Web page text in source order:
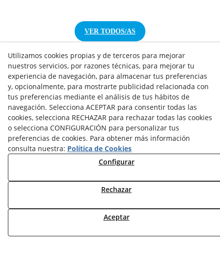
VER TODOS/AS
NOTICIAS AEROTERMIA
NOTICIAS FOTOVOLTAICA
NOTICIAS CLIMATIZACIÓN
NOTICIAS CALEFACCIÓN
NOTICIAS BIOMASA
NOTICIAS VENTILACIÓN
MI CUENTA
Utilizamos cookies propias y de terceros para mejorar
nuestros servicios, por razones técnicas, para mejorar tu
experiencia de navegación, para almacenar tus preferencias
y, opcionalmente, para mostrarte publicidad relacionada con
tus preferencias mediante el análisis de tus hábitos de
navegación. Selecciona ACEPTAR para consentir todas las
cookies, selecciona RECHAZAR para rechazar todas las cookies
o selecciona CONFIGURACIÓN para personalizar tus
preferencias de cookies. Para obtener más información
consulta nuestra: Política de Cookies
Configurar
Rechazar
Aceptar